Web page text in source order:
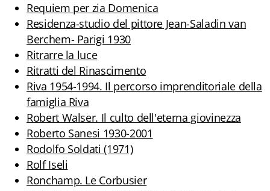
Requiem per zia Domenica
Residenza-studio del pittore Jean-Saladin van
Berchem- Parigi 1930
Ritrarre la luce
Ritratti del Rinascimento
Riva 1954-1994. Il percorso imprenditoriale della
famiglia Riva
Robert Walser. Il culto dell'eterna giovinezza
Roberto Sanesi 1930-2001
Rodolfo Soldati (1971)
Rolf Iseli
Ronchamp. Le Corbusier
Collana di Lugano
Cymbae
Dibattiti & Documenti
EJO- European Journalism Observatory
Facsimili
Immagini & Arte
Incontro con